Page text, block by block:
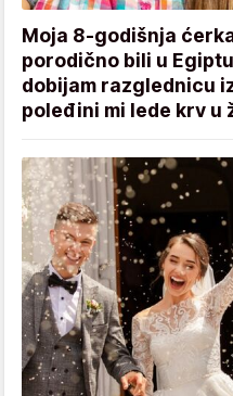
Moja 8-godišnja
porodično bili u
dobijam razglednicu
poleđini mi lede krv u